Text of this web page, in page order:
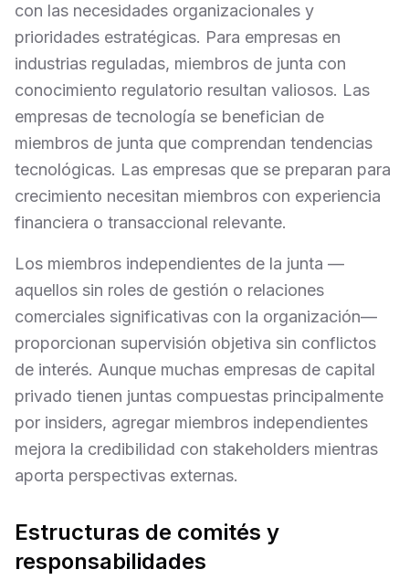
con las necesidades organizacionales y
prioridades estratégicas. Para empresas en
industrias reguladas, miembros de junta con
conocimiento regulatorio resultan valiosos. Las
empresas de tecnología se benefician de
miembros de junta que comprendan tendencias
tecnológicas. Las empresas que se preparan para
crecimiento necesitan miembros con experiencia
financiera o transaccional relevante.
Los miembros independientes de la junta —
aquellos sin roles de gestión o relaciones
comerciales significativas con la organización—
proporcionan supervisión objetiva sin conflictos
de interés. Aunque muchas empresas de capital
privado tienen juntas compuestas principalmente
por insiders, agregar miembros independientes
mejora la credibilidad con stakeholders mientras
aporta perspectivas externas.
Estructuras de comités y
responsabilidades